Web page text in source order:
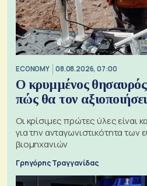
ECONOMY 08.08.2026, 07:00
Ο κρυμμένος
πώς θα τον
Οι κρίσιμες πρώτες ύλες είναι
για την ανταγωνιστικότητα των
βιομηχανιών
Γρηγόρης Τραγγανίδας